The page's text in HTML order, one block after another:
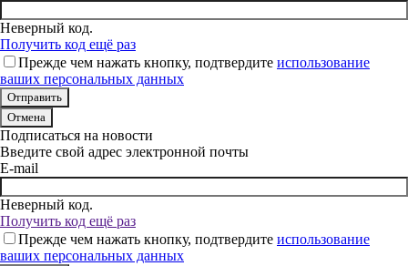
Неверный код.
Получить код ещё раз
Прежде чем нажать кнопку, подтвердите использование
ваших персональных данных
Отмена
Подписаться на новости
Введите свой адрес электронной почты
E-mail
Неверный код.
Получить код ещё раз
Прежде чем нажать кнопку, подтвердите использование
ваших персональных данных